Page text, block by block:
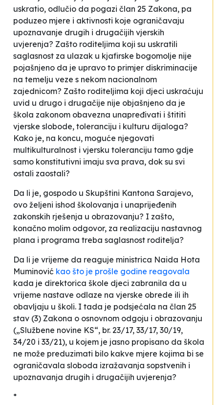
uskratio, odlučio da pogazi član 25 Zakona, pa
poduzeo mjere i aktivnosti koje ograničavaju
upoznavanje drugih i drugačijih vjerskih
uvjerenja? Zašto roditeljima koji su uskratili
saglasnost za ulazak u kjafirske bogomolje nije
pojašnjeno da je upravo to primjer diskriminacije
na temelju veze s nekom nacionalnom
zajednicom? Zašto roditeljima koji djeci uskraćuju
uvid u drugo i drugačije nije objašnjeno da je
škola zakonom obavezna unapređivati i štititi
vjerske slobode, toleranciju i kulturu dijaloga?
Kako je, na koncu, moguće njegovati
multikulturalnost i vjersku toleranciju tamo gdje
samo konstitutivni imaju sva prava, dok su svi
ostali zaostali?
Da li je, gospodo u Skupštini Kantona Sarajevo,
ovo željeni ishod školovanja i unaprijeđenih
zakonskih rješenja u obrazovanju? I zašto,
konačno molim odgovor, za realizaciju nastavnog
plana i programa treba saglasnost roditelja?
Da li je vrijeme da reaguje ministrica Naida Hota
Muminović kao što je prošle godine reagovala
kada je direktorica škole djeci zabranila da u
vrijeme nastave odlaze na vjerske obrede ili ih
obavljaju u školi. I tada je podsjećala na član 25
stav (3) Zakona o osnovnom odgoju i obrazovanju
(„Službene novine KS“, br. 23/17, 33/17, 30/19,
34/20 i 33/21), u kojem je jasno propisano da škola
ne može preduzimati bilo kakve mjere kojima bi se
ograničavala sloboda izražavanja sopstvenih i
upoznavanja drugih i drugačijih uvjerenja?
*